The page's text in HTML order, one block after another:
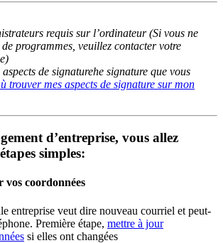
requis sur l’ordinateur (Si vous ne
programmes, veuillez contacter votre
de signaturehe signature que vous
trouver mes aspects de signature sur mon
d’entreprise, vous allez
simples:
coordonnées
entreprise veut dire nouveau courriel et peut-
Première étape, mettre à jour
si elles ont changées